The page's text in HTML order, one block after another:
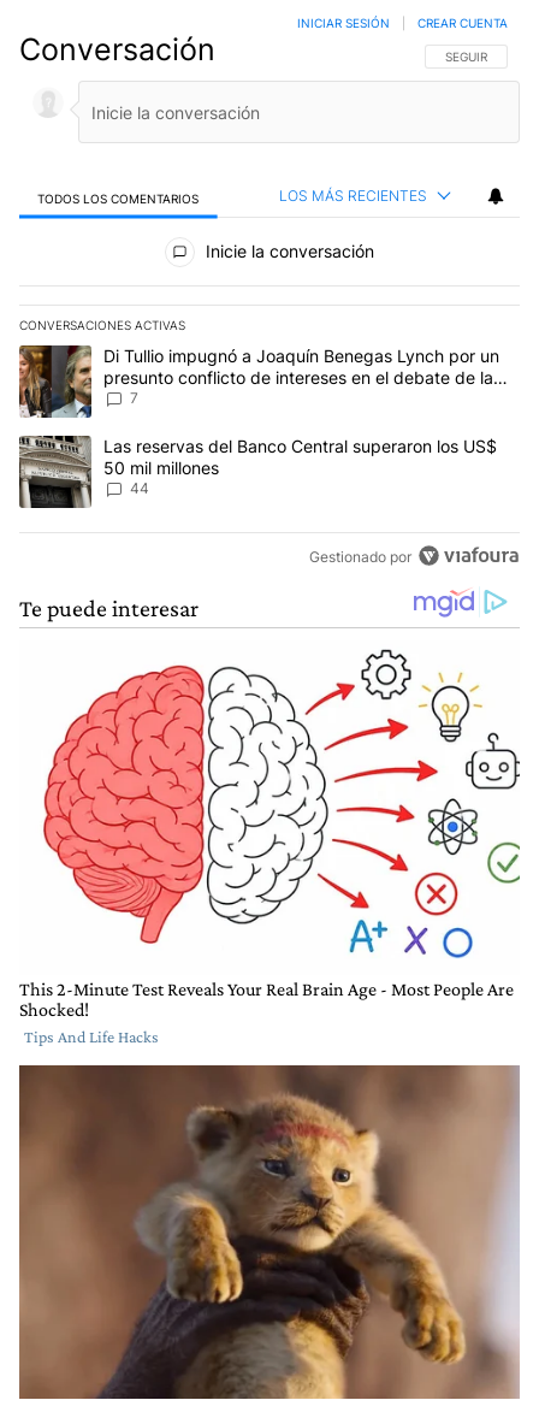
Conversación SIGA ESTA
SEGUIR
INICIAR SESIÓN CREAR CUENTA
TODOS LOS COMENTARIOS LOS MÁS RECIENTES
Todos los comentarios
Inicie la conversación
CONVERSACIONES ACTIVAS
Este listado muestra los artículos con más comentarios en los
Un artículo de tendencia con el título "Di Tullio impugnó a
Di Tullio impugnó a Joaquín Benegas Lynch por un
presunto conflicto de intereses en el debate de la
Ley de Tierras
7
Un artículo de tendencia con el título "Las reservas del Banco
Las reservas del Banco Central superaron los US$
50 mil millones
44
Gestionado por